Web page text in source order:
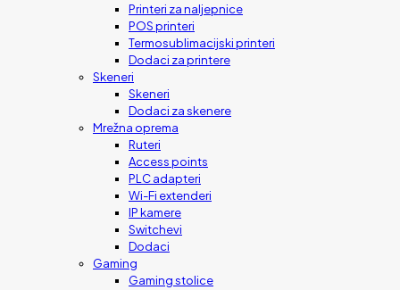
Printeri za naljepnice
POS printeri
Termosublimacijski printeri
Dodaci za printere
Skeneri
Skeneri
Dodaci za skenere
Mrežna oprema
Ruteri
Access points
PLC adapteri
Wi-Fi extenderi
IP kamere
Switchevi
Dodaci
Gaming
Gaming stolice